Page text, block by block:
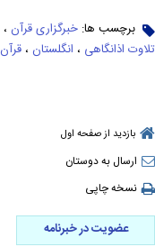
برچسب ها: خبرگزاری قرآن ،
تلاوت اذانگاهی ، انگلستان ، قرآن
بازدید از صفحه اول
ارسال به دوستان
نسخه چاپی
عضویت در خبرنامه